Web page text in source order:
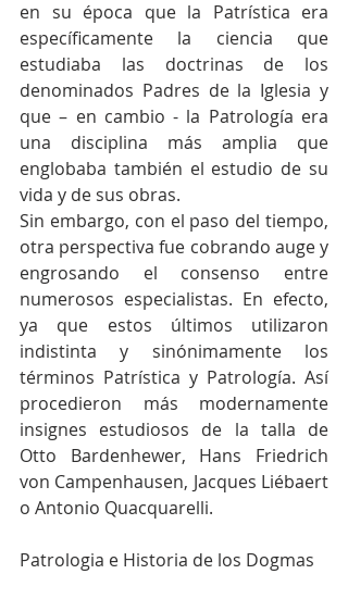
en su época que la Patrística era
específicamente la ciencia que
estudiaba las doctrinas de los
denominados Padres de la Iglesia y
que – en cambio - la Patrología era
una disciplina más amplia que
englobaba también el estudio de su
vida y de sus obras.
Sin embargo, con el paso del tiempo,
otra perspectiva fue cobrando auge y
engrosando el consenso entre
numerosos especialistas. En efecto,
ya que estos últimos utilizaron
indistinta y sinónimamente los
términos Patrística y Patrología. Así
procedieron más modernamente
insignes estudiosos de la talla de
Otto Bardenhewer, Hans Friedrich
von Campenhausen, Jacques Liébaert
o Antonio Quacquarelli.
Patrologia e Historia de los Dogmas